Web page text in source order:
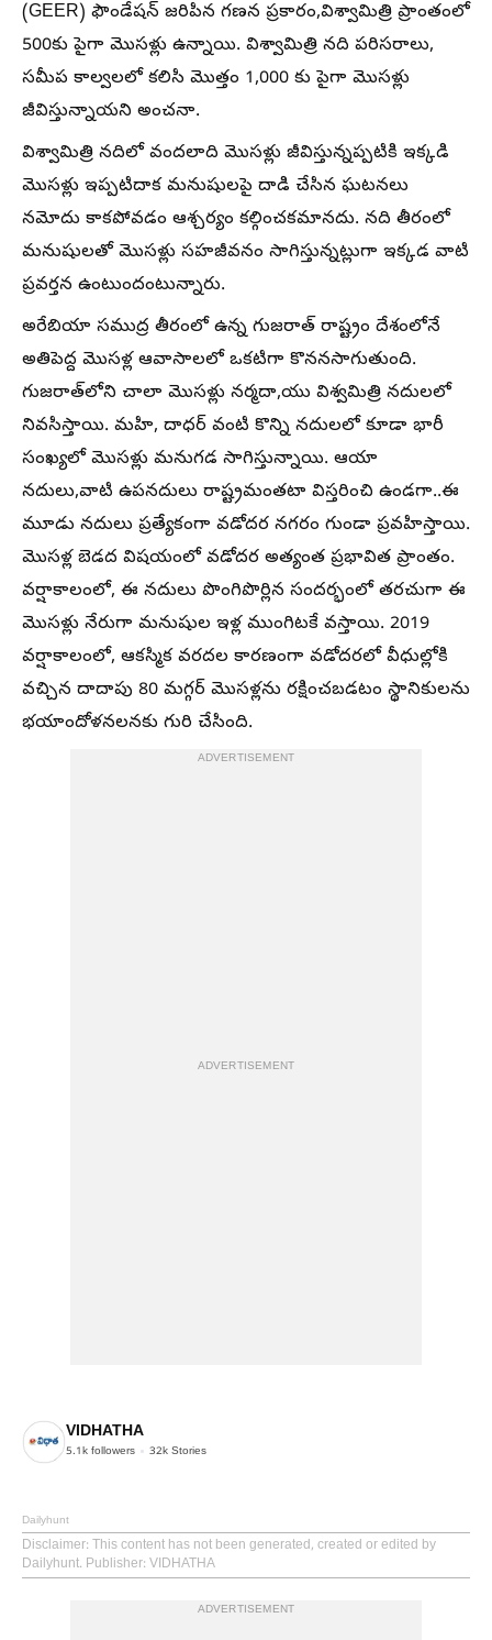
(GEER) ఫౌండేషన్ జరిపిన గణన ప్రకారం,విశ్వామిత్రి ప్రాంతంలో
500కు పైగా మొసళ్లు ఉన్నాయి. విశ్వామిత్రి నది పరిసరాలు,
సమీప కాల్వలలో కలిసి మొత్తం 1,000 కు పైగా మొసళ్లు
జీవిస్తున్నాయని అంచనా.
విశ్వామిత్రి నదిలో వందలాది మొసళ్లు జీవిస్తున్నప్పటికి ఇక్కడి
మొసళ్లు ఇప్పటిదాక మనుషులపై దాడి చేసిన ఘటనలు
నమోదు కాకపోవడం ఆశ్చర్యం కల్గించకమానదు. నది తీరంలో
మనుషులతో మొసళ్లు సహజీవనం సాగిస్తున్నట్లుగా ఇక్కడ వాటి
ప్రవర్తన ఉంటుందంటున్నారు.
అరేబియా సముద్ర తీరంలో ఉన్న గుజరాత్ రాష్ట్రం దేశంలోనే
అతిపెద్ద మొసళ్ల ఆవాసాలలో ఒకటిగా కొననసాగుతుంది.
గుజరాత్‌లోని చాలా మొసళ్లు నర్మదా,యు విశ్వమిత్రి నదులలో
నివసిస్తాయి. మహి, దాధర్ వంటి కొన్ని నదులలో కూడా భారీ
సంఖ్యలో మొసళ్లు మనుగడ సాగిస్తున్నాయి. ఆయా
నదులు,వాటి ఉపనదులు రాష్ట్రమంతటా విస్తరించి ఉండగా..ఈ
మూడు నదులు ప్రత్యేకంగా వడోదర నగరం గుండా ప్రవహిస్తాయి.
మొసళ్ల బెడద విషయంలో వడోదర అత్యంత ప్రభావిత ప్రాంతం.
వర్షాకాలంలో, ఈ నదులు పొంగిపొర్లిన సందర్భంలో తరచుగా ఈ
మొసళ్లు నేరుగా మనుషుల ఇళ్ల ముంగిటకే వస్తాయి. 2019
వర్షాకాలంలో, ఆకస్మిక వరదల కారణంగా వడోదరలో వీధుల్లోకి
వచ్చిన దాదాపు 80 మగ్గర్ మొసళ్లను రక్షించబడటం స్థానికులను
భయాందోళనలనకు గురి చేసింది.
ADVERTISEMENT
ADVERTISEMENT
VIDHATHA
5.1k followers 32k Stories
Dailyhunt
Disclaimer: This content has not been generated, created or edited by
Dailyhunt. Publisher: VIDHATHA
ADVERTISEMENT